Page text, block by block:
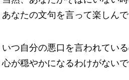
あなたの文句を言って楽しんで
いつ自分の悪口を言われてい
心が穏やかになるわけがないで